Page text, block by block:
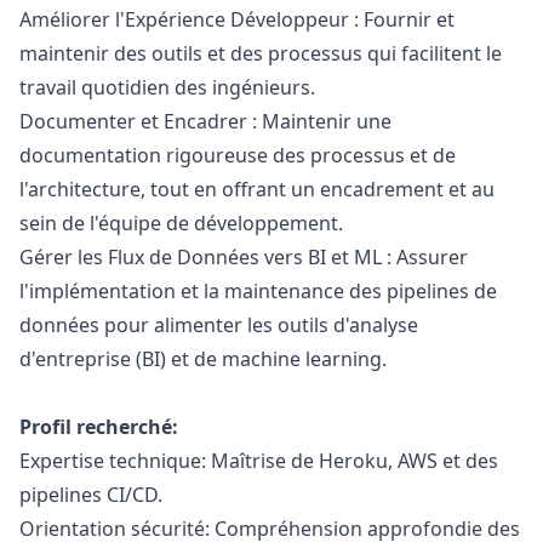
Améliorer l'Expérience Développeur : Fournir et
maintenir des outils et des processus qui facilitent le
travail quotidien des ingénieurs.
Documenter et Encadrer : Maintenir une
documentation rigoureuse des processus et de
l'architecture, tout en offrant un encadrement et au
sein de l'équipe de développement.
Gérer les Flux de Données vers BI et ML : Assurer
l'implémentation et la maintenance des pipelines de
données pour alimenter les outils d'analyse
d'entreprise (BI) et de machine learning.
Profil recherché:
Expertise technique: Maîtrise de Heroku, AWS et des
pipelines CI/CD.
Orientation sécurité: Compréhension approfondie des